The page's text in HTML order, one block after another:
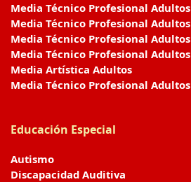
Media Técnico Profesional
Media Técnico Profesional
Media Técnico Profesional
Media Técnico Profesional
Media Artística Adultos
Media Técnico Profesional
Educación Especial
Autismo
Discapacidad Auditiva